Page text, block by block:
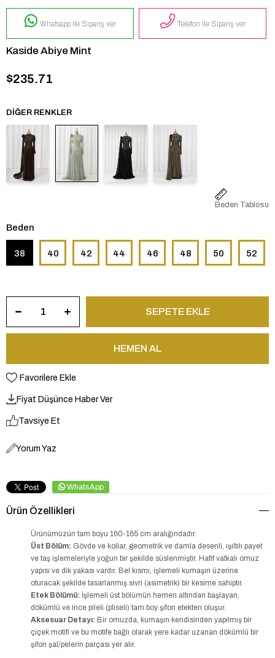
Whatsapp İle Sipariş ver Telefon İle Sipariş ver
Kaside Abiye Mint
$235.71
DIĞER RENKLER
Beden Tablosu
Beden
38 40 42 44 46 48 50 52
Favorilere Ekle
Fiyat Düşünce Haber Ver
Tavsiye Et
Yorum Yaz
WhatsApp
Ürün Özellikleri
Ürünümüzün tam boyu 160-165 cm aralığındadır.
Üst Bölüm: Gövde ve kollar, geometrik ve damla desenli, ışıltılı payet
ve taş işlemeleriyle yoğun bir şekilde süslenmiştir. Hafif vatkalı omuz
yapısı ve dik yakası vardır. Bel kısmı, işlemeli kumaşın üzerine
oturacak şekilde tasarlanmış sivri (asimetrik) bir kesime sahiptir.
Etek Bölümü: İşlemeli üst bölümün hemen altından başlayan,
dökümlü ve ince pileli (pliseli) tam boy şifon etekten oluşur.
Aksesuar Detayı: Bir omuzda, kumaşın kendisinden yapılmış bir
çiçek motifi ve bu motife bağlı olarak yere kadar uzanan dökümlü bir
şifon şal/pelerin parçası yer alır.